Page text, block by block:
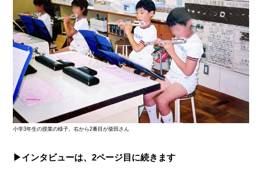
小学3年生の授業の様子。右から2番目が柴田さん
▶︎インタビューは、2ページ目に続きます